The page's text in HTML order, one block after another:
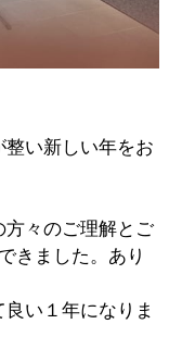
い新しい年をお
々のご理解とご
きました。あり
い１年になりま